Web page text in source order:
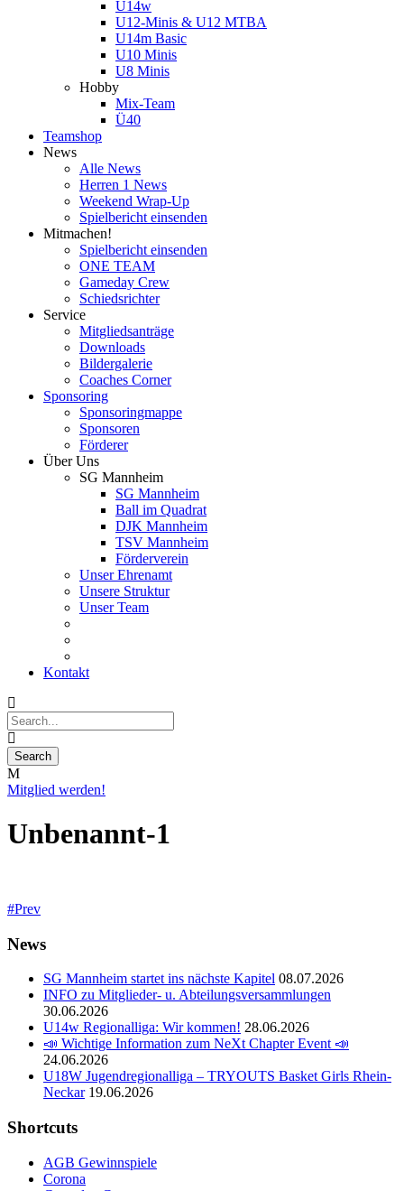
U14w
U12-Minis & U12 MTBA
U14m Basic
U10 Minis
U8 Minis
Hobby
Mix-Team
Ü40
Teamshop
News
Alle News
Herren 1 News
Weekend Wrap-Up
Spielbericht einsenden
Mitmachen!
Spielbericht einsenden
ONE TEAM
Gameday Crew
Schiedsrichter
Service
Mitgliedsanträge
Downloads
Bildergalerie
Coaches Corner
Sponsoring
Sponsoringmappe
Sponsoren
Förderer
Über Uns
SG Mannheim
SG Mannheim
Ball im Quadrat
DJK Mannheim
TSV Mannheim
Förderverein
Unser Ehrenamt
Unsere Struktur
Unser Team
Kontakt
Mitglied werden!
Unbenannt-1
Prev
News
SG Mannheim startet ins nächste Kapitel 08.07.2026
INFO zu Mitglieder- u. Abteilungsversammlungen
30.06.2026
U14w Regionalliga: Wir kommen! 28.06.2026
📣 Wichtige Information zum NeXt Chapter Event 📣
24.06.2026
U18W Jugendregionalliga – TRYOUTS Basket Girls Rhein-
Neckar 19.06.2026
Shortcuts
AGB Gewinnspiele
Corona